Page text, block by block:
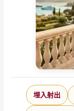
埋入射出